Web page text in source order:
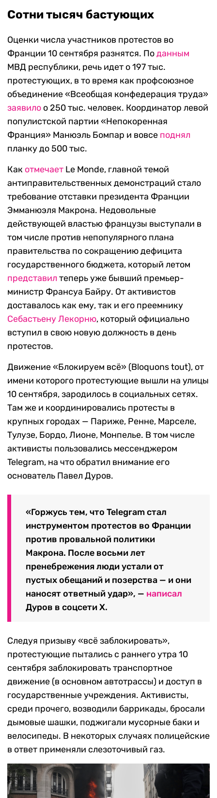
Сотни тысяч бастующих
Оценки числа участников протестов во
Франции 10 сентября разнятся. Поданным
МВД республики, речь идет о 197 тыс.
протестующих, в то время как профсоюзное
объединение «Всеобщая конфедерация труда»
заявило о 250 тыс. человек. Координатор левой
популистской партии «Непокоренная
Франция» Манюэль Бомпар и вовсе поднял
планку до 500 тыс.
Как отмечает Le Monde, главной темой
антиправительственных демонстраций стало
требование отставки президента Франции
Эмманюэля Макрона. Недовольные
действующей властью французы выступали в
том числе против непопулярного плана
правительства по сокращению дефицита
государственного бюджета, который летом
представил теперь уже бывший премьер-
министр Франсуа Байру. От активистов
доставалось как ему, так и его преемнику
Себастьену Лекорню, который официально
вступил в свою новую должность в день
протестов.
Движение «Блокируем всё» (Bloquons tout), от
имени которого протестующие вышли на улицы
10 сентября, зародилось в социальных сетях.
Там же и координировались протесты в
крупных городах — Париже, Ренне, Марселе,
Тулузе, Бордо, Лионе, Монпелье. В том числе
активисты пользовались мессенджером
Telegram, на что обратил внимание его
основатель Павел Дуров.
«Горжусь тем, что Telegram стал
инструментом протестов во Франции
против провальной политики
Макрона. После восьми лет
пренебрежения люди устали от
пустых обещаний и позерства — и они
наносят ответный удар», — написал
Дуров в соцсети X.
Следуя призыву «всё заблокировать»,
протестующие пытались с раннего утра 10
сентября заблокировать транспортное
движение (в основном автотрассы) и доступ в
государственные учреждения. Активисты,
среди прочего, возводили баррикады, бросали
дымовые шашки, поджигали мусорные баки и
велосипеды. В некоторых случаях полицейские
в ответ применяли слезоточивый газ.